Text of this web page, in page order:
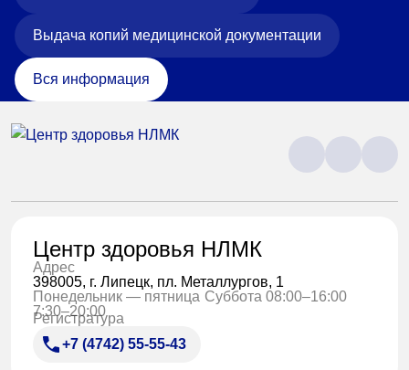
Выдача копий медицинской документации
Вся информация
Центр здоровья НЛМК
Адрес
398005, г. Липецк, пл. Металлургов, 1
Понедельник — пятница
7:30–20:00
Суббота 08:00–16:00
Регистратура
+7 (4742) 55-55-43